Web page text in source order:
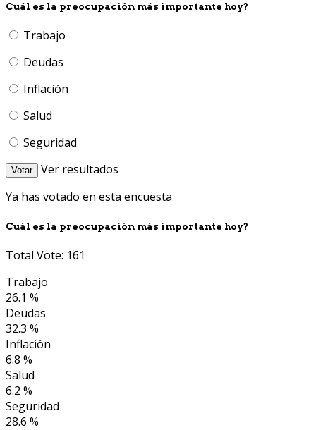
Cuál es la preocupación más importante hoy?
Trabajo
Deudas
Inflación
Salud
Seguridad
Votar
Ver resultados
Ya has votado en esta encuesta
Cuál es la preocupación más importante hoy?
Total Vote: 161
Trabajo
26.1 %
Deudas
32.3 %
Inflación
6.8 %
Salud
6.2 %
Seguridad
28.6 %